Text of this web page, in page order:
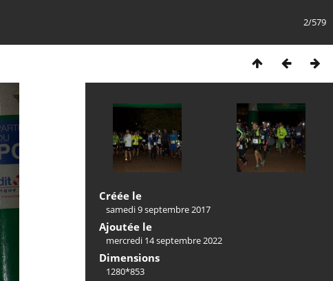
2/579
Créée le
samedi 9 septembre 2017
Ajoutée le
mercredi 14 septembre 2022
Dimensions
1280*853